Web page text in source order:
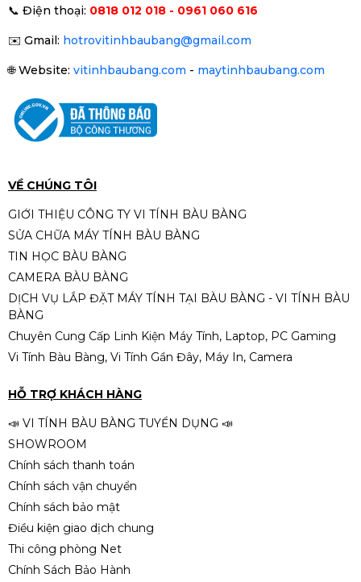
750Ti 2GB DDR5 2 Fan (QSD)
Card màn hình MSI GeForce GTX
1050Ti 4GB GDDR5 (QSD)
WINDFORCE MAX OC 8GB
(N5060WF2MAX OC-8GD)
📞 Điện thoại: 0818 012 018 - 0961 060 616
✉️ Gmail: hotrovitinhbaubang@gmail.com
🌐Website: vitinhbaubang.com - maytinhbaubang.com
VỀ CHÚNG TÔI
GIỚI THIỆU CÔNG TY VI TÍNH BÀU BÀNG
SỬA CHỮA MÁY TÍNH BÀU BÀNG
TIN HỌC BÀU BÀNG
CAMERA BÀU BÀNG
DỊCH VỤ LẮP ĐẶT MÁY TÍNH TẠI BÀU BÀNG - VI TÍNH BÀU
BÀNG
Chuyên Cung Cấp Linh Kiện Máy Tính, Laptop, PC Gaming
Vi Tính Bàu Bàng, Vi Tính Gần Đây, Máy In, Camera
HỖ TRỢ KHÁCH HÀNG
📣 VI TÍNH BÀU BÀNG TUYỂN DỤNG 📣
SHOWROOM
Chính sách thanh toán
Chính sách vận chuyển
Chính sách bảo mật
Điều kiện giao dịch chung
Thi công phòng Net
Chính Sách Bảo Hành